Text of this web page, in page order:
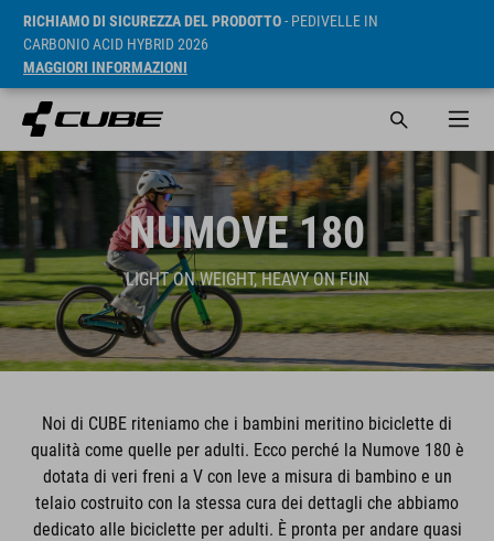
RICHIAMO DI SICUREZZA DEL PRODOTTO- PEDIVELLE IN
CARBONIO ACID HYBRID 2026
MAGGIORI INFORMAZIONI
NUMOVE 180
LIGHT ON WEIGHT, HEAVY ON FUN
Noi di CUBE riteniamo che i bambini meritino biciclette di
qualità come quelle per adulti. Ecco perché la Numove 180 è
dotata di veri freni a V con leve a misura di bambino e un
telaio costruito con la stessa cura dei dettagli che abbiamo
dedicato alle biciclette per adulti. È pronta per andare quasi